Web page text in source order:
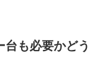
も必要かどう